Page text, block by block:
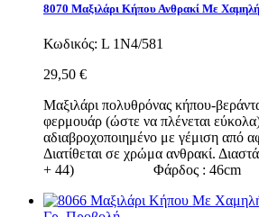
8070 Μαξιλάρι Κήπου Ανθρακί Με
Κωδικός: L 1N4/581
29,50 €
Μαξιλάρι πολυθρόνας κήπου-
φερμουάρ (ώστε να πλένεται
αδιαβροχοποιημένο με γέμιση από
Διατίθεται σε χρώμα ανθρακί.
+ 44) Φάρδος :